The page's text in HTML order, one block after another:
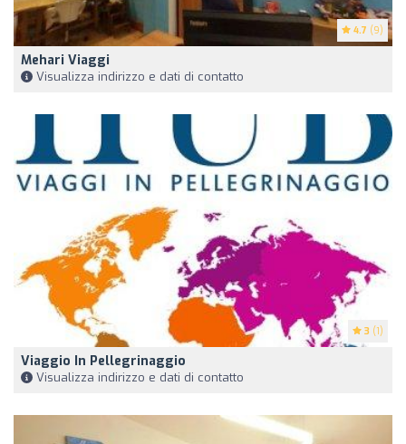
4.7 (9)
Mehari Viaggi
Visualizza indirizzo e dati di contatto
3 (1)
Viaggio In Pellegrinaggio
Visualizza indirizzo e dati di contatto